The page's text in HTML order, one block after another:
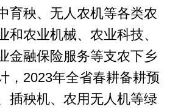
育秧、无人农机等各类农
和农业机械、农业科技、
金融保险服务等支农下乡
，2023年全省春耕备耕预
插秧机、农用无人机等绿